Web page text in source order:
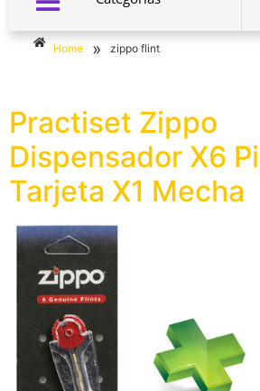
Home » zippo flint
Practiset Zippo
Dispensador X6
Tarjeta X1 Mecha